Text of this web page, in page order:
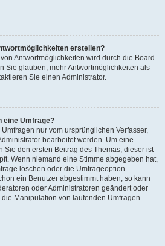
erstellen?
Antwortmöglichkeiten wird durch die Board-
Sie glauben, mehr Antwortmöglichkeiten als
Sie einen Administrator.
eine Umfrage?
nur vom ursprünglichen Verfasser,
bearbeitet werden. Um eine
Sie den ersten Beitrag des Themas; dieser ist
Wenn niemand eine Stimme abgegeben hat,
löschen oder die Umfrageoption
ein Benutzer abgestimmt haben, so kann
oder Administratoren geändert oder
Manipulation von laufenden Umfragen